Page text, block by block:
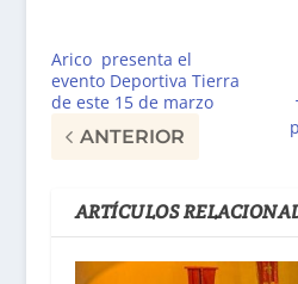
Arico presenta el
evento Deportiva Tierra
de este 15 de marzo
ANTERIOR
ARTÍCULOS